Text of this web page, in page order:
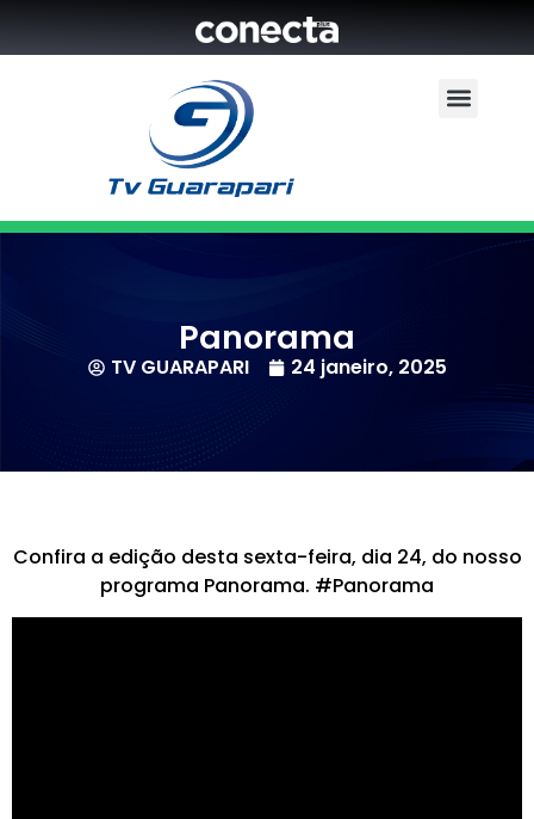
Panorama
TV GUARAPARI 24 janeiro, 2025
Confira a edição desta sexta-feira, dia 24, do nosso
programa Panorama. #Panorama